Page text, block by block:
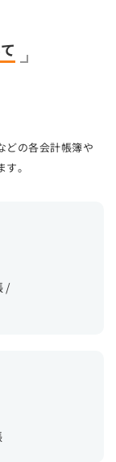
どの各会計帳簿や
。
/